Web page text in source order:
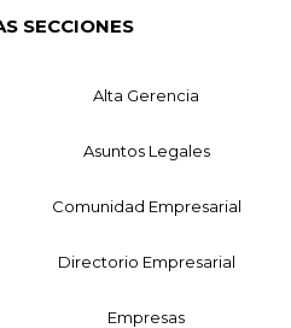
SECCIONES
Alta Gerencia
Asuntos Legales
Comunidad Empresarial
Directorio Empresarial
Empresas